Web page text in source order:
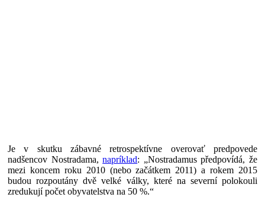
Je v skutku zábavné retrospektívne overovať predpovede
nadšencov Nostradama,napríklad: „Nostradamus předpovídá, že
mezi koncem roku 2010 (nebo začátkem 2011) a rokem 2015
budou rozpoutány dvě velké války, které na severní polokouli
zredukují počet obyvatelstva na 50 %.“